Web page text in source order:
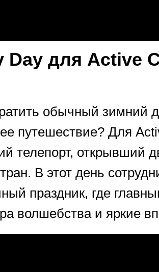
Day для Active
обычный зимний
путешествие? Для
телепорт, открывший
В этот день
праздник, где
волшебства и яркие